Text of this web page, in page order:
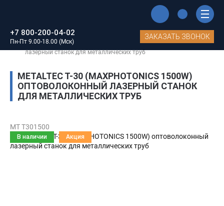
+7 800-200-04-02
Пн-Пт 9.00-18.00 (Мск)
ЗАКАЗАТЬ ЗВОНОК
Оптоволоконные лазеры
Станки для обработки труб
METALTEC T-30 (MAXPHOTONICS 1500W) оптоволоконный
лазерный станок для металлических труб
METALTEC T-30 (MAXPHOTONICS 1500W)
ОПТОВОЛОКОННЫЙ ЛАЗЕРНЫЙ СТАНОК
ДЛЯ МЕТАЛЛИЧЕСКИХ ТРУБ
MT T301500
В наличии Акция